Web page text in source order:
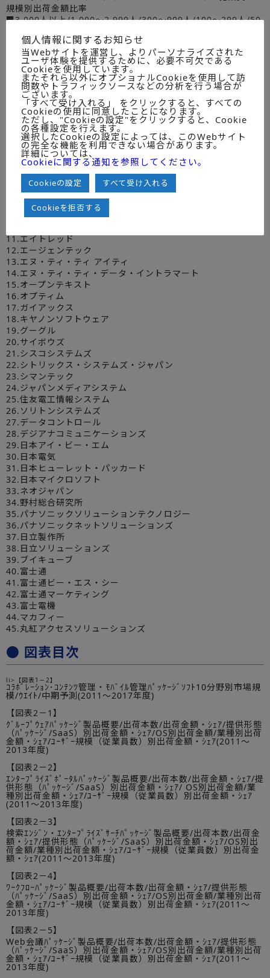
規模別出荷金額比率
■3,000人以上/1,000～2,999人/300～999人/100～299人/50
12.各種動向
■販売戦略/製品戦略/差別化要素/サポート/強み/課題/2012年
度の結果及び2013年度の見通し
● 個別企業実態編（45社）
1.AXSEED
2.BizMobile
3.EMCジャパン
4.OSK
6.アイキューブドシステムズ
7.アルバネットワークス
8.インヴェンティット
9.インターネットイニシアティブ
11.エイトレッド
12.エージェンテック
13.エヌ・ティ・ティ アイティ
14.エヌ・ティ・ティ・データ・イントラマート
15.オープンテキスト
16.オプティム
17.ガイアックス
18.キヤノンソフトウェア
19.グーグル
20.サイボウズ
21.シスコシステムズ
22.シトリックス・システムズ・ジャパン
23.シマンテック
24.ジャパンメディアシステム
25.住友電工情報システム
26.ソリトンシステムズ
27.データコントロール
28.デジアナコミュニケーションズ
29.日本アイ・ビー・エム
30.日本電気
31.日本ヒューレット・パッカード
32.日本マイクロソフト
33.ネオジャパン
34.野村総合研究所
35.パナソニックソリューションテクノロジー
36.パナソニックネットソリューションズ
37.日立製作所
38.日立ソリューションズ
39.ブイキューブ
40.富士通
41.富士通ビー・エス・シー
42.富士通マーケティング
43.富士電機
44.マカフィー
45.丸紅アクセスソリューションズ
● 図表目次
li>【図表1－2】
ｺﾗﾎﾞﾚｰｼｮﾝ･ｺﾝﾃﾝﾂ管理・ﾓﾊﾞｲﾙ管理ﾊﾟｯｹｰｼﾞｿﾌﾄ10分野別市場規
模/ｳｴｲﾄ/中期予測(2011～2017年度)
【図表2－1】
ｸﾞﾙｰﾌﾟｳｪｱﾊﾟｯｹｰｼﾞ製品概要/出荷本数/出荷金額・ｼｪｱ/提供形態
（ﾊﾟｯｹｰｼﾞ/SaaS）別出荷金額・ｼｪｱ/OS別出荷金額/業種別出荷
金額・ｼｪｱ/ﾕｰｻﾞｰ規模（従業員数）別出荷金額・ｼｪｱ(2011～
2013年度)
【図表2－2】
ｴﾝﾀｰﾌﾟﾗｲｽﾞﾎﾟｰﾀﾙﾊﾟｯｹｰｼﾞ製品概要/出荷本数/出荷金額・ｼｪｱ/提
供形態（ﾊﾟｯｹｰｼﾞ/SaaS）別出荷金額・ｼｪｱ/ OS別出荷金額/業
種別出荷金額・ｼｪｱ/ﾕｰｻﾞｰ規模（従業員数）別出荷金額・ｼｪｱ
(2011～2013年度)
【図表2－3】
検索ｴﾝｼﾞﾝ・ｴﾝﾀｰﾌﾟﾗｲｽﾞｻｰﾁﾊﾟｯｹｰｼﾞ製品概要/出荷本数/出荷金
額・ｼｪｱ/提供形態（ﾊﾟｯｹｰｼﾞ/SaaS）別出荷金額・ｼｪｱ/OS別出
荷金額/業種別出荷金額・ｼｪｱ/ﾕｰｻﾞｰ規模（従業員数）別出荷金
額・ｼｪｱ(2011～2013年度)
【図表2－4】
ﾜｰｸﾌﾛｰﾊﾟｯｹｰｼﾞ製品概要/出荷本数/出荷金額・ｼｪｱ/提供形態
（ﾊﾟｯｹｰｼﾞ/SaaS）別出荷金額・ｼｪｱ/OS別出荷金額/業種別出荷
金額・ｼｪｱ/ﾕｰｻﾞｰ規模（従業員数）別出荷金額・ｼｪｱ(2011～
2013年度)
【図表2－5】
Web会議ﾊﾟｯｹｰｼﾞ製品概要/出荷本数/出荷金額・ｼｪｱ/提供形態
（ﾊﾟｯｹｰｼﾞ/SaaS）別出荷金額・ｼｪｱ/OS別出荷金額/業種別出荷
金額・ｼｪｱ/ﾕｰｻﾞｰ規模（従業員数）別出荷金額・ｼｪｱ(2011～
2013年度)
個人情報に関するお知らせ
当Webサイトを運営し、よりパーソナライズされた
ユーザ体験を提供するために、必要不可欠である
Cookieを使用しています。
またそれら以外にオプショナルCookieを使用して訪
問数やトラフィックソースなどの分析を行う場合が
ございます。
「すべて受け入れる」 をクリックすると、すべての
Cookieの使用に同意したことになります。
ただし、"Cookieの設定"をクリックすると、Cookie
の各種設定を行えます。
選択したCookieの設定によっては、このWebサイト
の完全な機能を利用できない場合があります。
詳細については、
Cookieに関する通知を参照してください。
Cookieの設定 すべて受け入れる
Cookieを拒否する